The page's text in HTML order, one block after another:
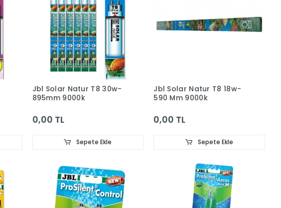
Jbl Solar Natur T8 30w-
895mm 9000k
0,00 TL
Sepete Ekle
Jbl Solar Natur T8 18w-
590 Mm 9000k
0,00 TL
Sepete Ekle